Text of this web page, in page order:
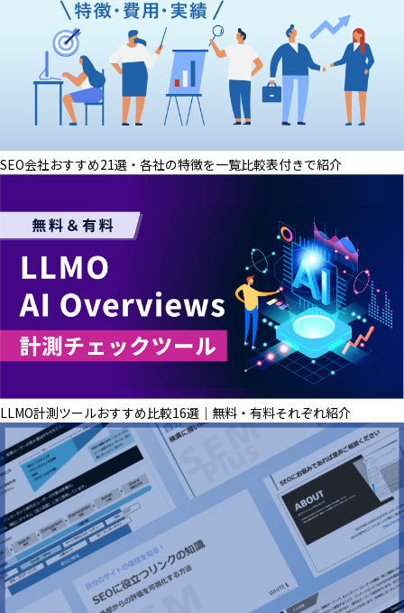
SEO会社おすすめ21選・各社の特徴を一覧比較表付きで紹介
LLMO計測ツールおすすめ比較16選│無料・有料それぞれ紹介